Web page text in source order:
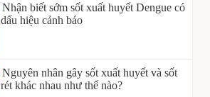
Nhận biết sớm sốt xuất huyết Dengue có
dấu hiệu cảnh báo
Nguyên nhân gây sốt xuất huyết và sốt
rét khác nhau như thế nào?